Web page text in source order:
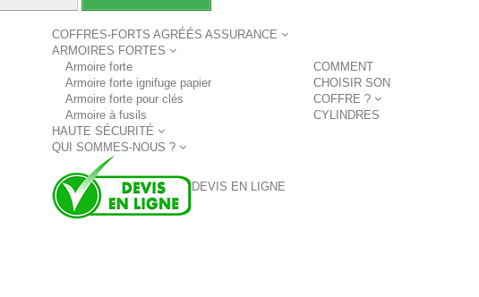
COFFRES-FORTS AGRÉÉS ASSURANCE
ARMOIRES FORTES
Armoire forte
Armoire forte ignifuge papier
Armoire forte pour clés
Armoire à fusils
COMMENT
CHOISIR SON
COFFRE ?
CYLINDRES
HAUTE SÉCURITÉ
QUI SOMMES-NOUS ?
DEVIS EN LIGNE